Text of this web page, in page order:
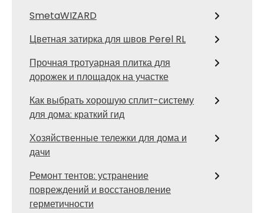
SmetaWIZARD
Цветная затирка для швов Perel RL
Прочная тротуарная плитка для
дорожек и площадок на участке
Как выбрать хорошую сплит-систему
для дома: краткий гид
Хозяйственные тележки для дома и
дачи
Ремонт тентов: устранение
повреждений и восстановление
герметичности